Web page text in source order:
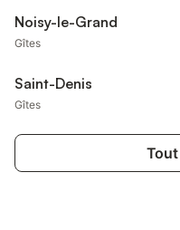
Noisy-le-Grand
Gîtes
Saint-Denis
Gîtes